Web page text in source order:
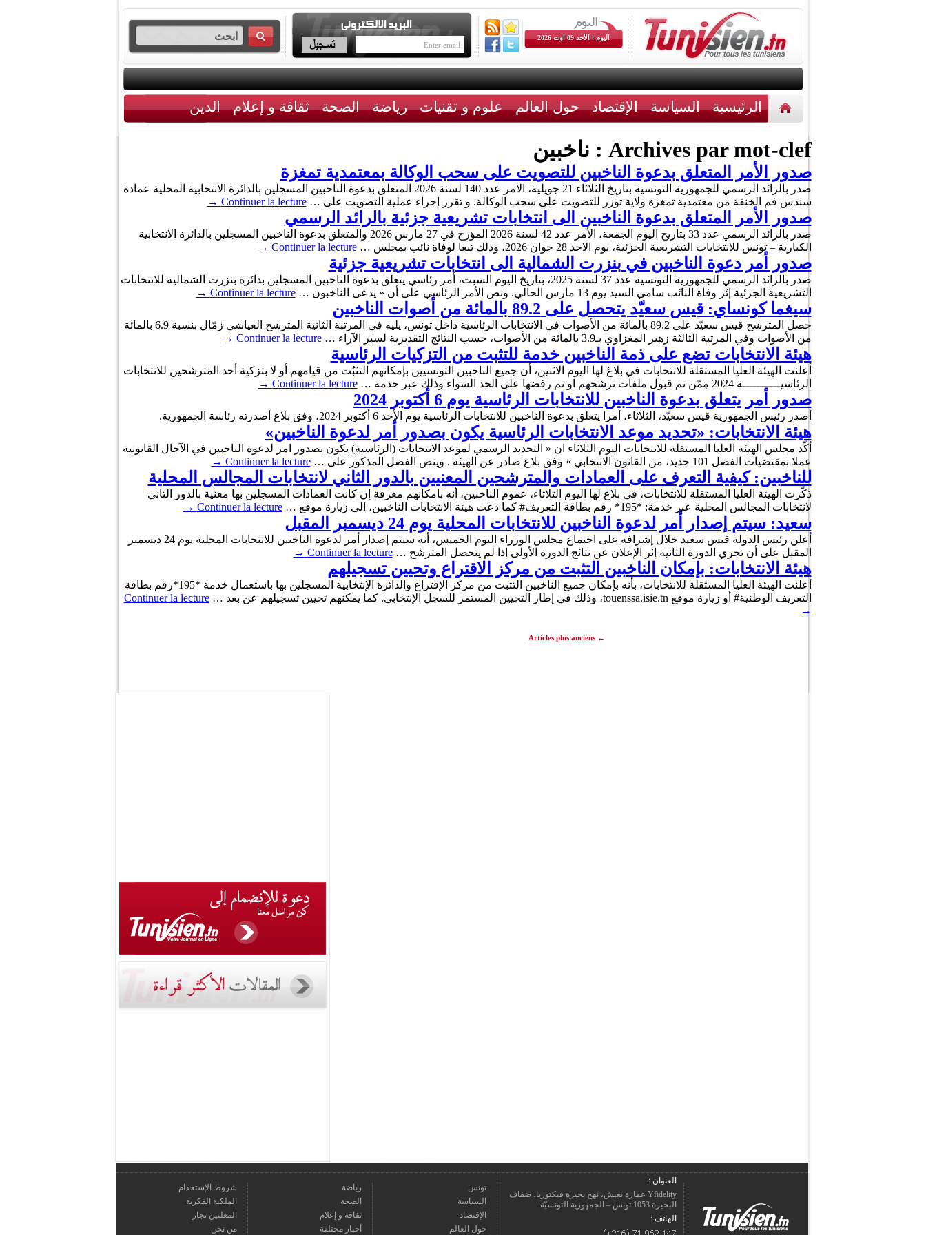
اليوم : الأحد 09 اوت 2026
الرئيسية السياسة الإقتصاد حول العالم علوم و تقنيات رياضة الصحة ثقافة و إعلام الدين
أخبار مختلفة
Archives par mot-clef : ناخبين
صدور الأمر المتعلق بدعوة الناخبين للتصويت على سحب الوكالة بمعتمدية تمغزة
صدر بالرائد الرسمي للجمهورية التونسية بتاريخ الثلاثاء 21 جويلية، الامر عدد 140 لسنة 2026 المتعلق بدعوة الناخبين المسجلين بالدائرة الانتخابية المحلية عمادة
سندس فم الخنقة من معتمدية تمغزة ولاية توزر للتصويت على سحب الوكالة. و تقرر إجراء عملية التصويت على …Continuer la lecture
→
صدور الأمر المتعلق بدعوة الناخبين الى انتخابات تشريعية جزئية بالرائد الرسمي
صدر بالرائد الرسمي عدد 33 بتاريخ اليوم الجمعة، الأمر عدد 42 لسنة 2026 المؤرخ في 27 مارس 2026 والمتعلق بدعوة الناخبين المسجلين بالدائرة الانتخابية
الكبارية – تونس للانتخابات التشريعية الجزئية، يوم الاحد 28 جوان 2026، وذلك تبعا لوفاة نائب بمجلس …
Continuer la lecture
→
صدور أمر دعوة الناخبين في بنزرت الشمالية الى انتخابات تشريعية جزئية
صدر بالرائد الرسمي للجمهورية التونسية عدد 37 لسنة 2025، بتاريخ اليوم السبت، أمر رئاسي يتعلق بدعوة الناخبين المسجلين بدائرة بنزرت الشمالية للانتخابات
التشريعية الجزئية إثر وفاة النائب سامي السيد يوم 13 مارس الحالي. ونص الأمر الرئاسي على أن « يدعى الناخبون …
Continuer la lecture
→
سيغما كونساي: قيس سعيّد يتحصل على 89.2 بالمائة من أصوات الناخبين
حصل المترشح قيس سعيّد على 89.2 بالمائة من الأصوات في الانتخابات الرئاسية داخل تونس، يليه في المرتبة الثانية المترشح العياشي زمّال بنسبة 6.9 بالمائة
من الأصوات وفي المرتبة الثالثة زهير المغزاوي بـ3.9 بالمائة من الأصوات، حسب النتائج التقديرية لسبر الآراء …
Continuer la lecture
→
هيئة الانتخابات تضع على ذمة الناخبين خدمة للتثبت من التزكيات الرئاسية
أعلنت الهيئة العليا المستقلة للانتخابات في بلاغ لها اليوم الاثنين، أن جميع الناخبين التونسيين بإمكانهم التثبُت من قيامهم أو لا بتزكية أحد المترشحين للانتخابات
الرئاسيـــــــــــة 2024 مِمّن تم قبول ملفات ترشحهم او تم رفضها على الحد السواء وذلك عبر خدمة …
Continuer la lecture
→
صدور أمر يتعلق بدعوة الناخبين للانتخابات الرئاسية يوم 6 أكتوبر 2024
أصدر رئيس الجمهورية قيس سعيّد، الثلاثاء، أمرا يتعلق بدعوة الناخبين للانتخابات الرئاسية يوم الأحد 6 أكتوبر 2024، وفق بلاغ أصدرته رئاسة الجمهورية.
هيئة الانتخابات: «تحديد موعد الانتخابات الرئاسية يكون بصدور أمر لدعوة الناخبين»
أكّد مجلس الهيئة العليا المستقلة للانتخابات اليوم الثلاثاء ان « التحديد الرسمي لموعد الانتخابات (الرئاسية) يكون بصدور امر لدعوة الناخبين في الآجال القانونية
عملا بمقتضيات الفصل 101 جديد، من القانون الانتخابي » وفق بلاغ صادر عن الهيئة . وينص الفصل المذكور على …
Continuer la lecture
→
للناخبين: كيفية التعرف على العمادات والمترشحين المعنيين بالدور الثاني لانتخابات المجالس المحلية
ذكّرت الهيئة العليا المستقلة للانتخابات، في بلاغ لها اليوم الثلاثاء، عموم الناخبين، أنه بامكانهم معرفة إن كانت العمادات المسجلين بها معنية بالدور الثاني
لانتخابات المجالس المحلية عبر خدمة: *195* رقم بطاقة التعريف# كما دعت هيئة الانتخابات الناخبين، الى زيارة موقع …
Continuer la lecture
→
سعيد: سيتم إصدار أمر لدعوة الناخبين للانتخابات المحلية يوم 24 ديسمبر المقبل
أعلن رئيس الدولة قيس سعيد خلال إشرافه على اجتماع مجلس الوزراء اليوم الخميس، أنه سيتم إصدار أمر لدعوة الناخبين للانتخابات المحلية يوم 24 ديسمبر
المقبل على أن تجري الدورة الثانية إثر الإعلان عن نتائج الدورة الأولى إذا لم يتحصل المترشح …Continuer la lecture
→
هيئة الانتخابات: بإمكان الناخبين التثبت من مركز الاقتراع وتحيين تسجيلهم
أعلنت الهيئة العليا المستقلة للانتخابات، بأنه بإمكان جميع الناخبين التثبت من مركز الإقتراع والدائرة الإنتخابية المسجلين بها باستعمال خدمة *195*رقم بطاقة
التعريف الوطنية# أو زيارة موقع touenssa.isie.tn، وذلك في إطار التحيين المستمر للسجل الإنتخابي. كما يمكنهم تحيين تسجيلهم عن بعد …
Continuer la lecture
→
←
Articles plus anciens
العنوان :
Yfidelity عمارة يعيش، نهج بحيرة فيكتوريا، ضفاف
البحيرة 1053 تونس – الجمهورية التونسيّة.
الهاتف :
تونس
السياسة
الإقتصاد
حول العالم
رياضة
الصحة
ثقافة و إعلام
أخبار مختلفة
شروط الإستخدام
الملكية الفكرية
المعلنين تجار
من نحن